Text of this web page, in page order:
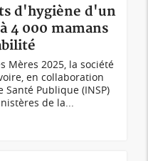
d'hygiène d'un
4 000 mamans
Mères 2025, la société
en collaboration
Santé Publique (INSP)
de la...